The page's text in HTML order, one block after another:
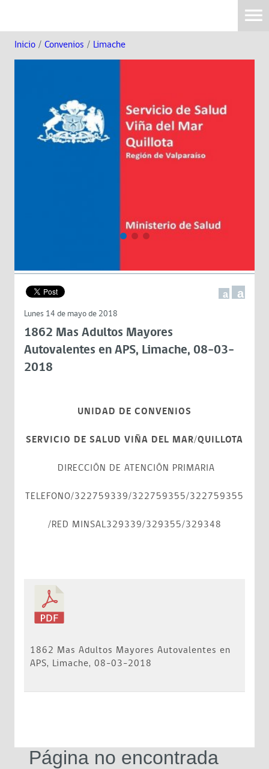
Inicio / Convenios / Limache
a a
Lunes 14 de mayo de 2018
1862 Mas Adultos Mayores
Autovalentes en APS, Limache, 08-03-
2018
UNIDAD DE CONVENIOS
SERVICIO DE SALUD VIÑA DEL MAR/QUILLOTA
DIRECCIÓN DE ATENCIÓN PRIMARIA
TELEFONO/322759339/322759355/322759355
/RED MINSAL329339/329355/329348
1862 Mas Adultos Mayores Autovalentes en
APS, Limache, 08-03-2018
Página no encontrada